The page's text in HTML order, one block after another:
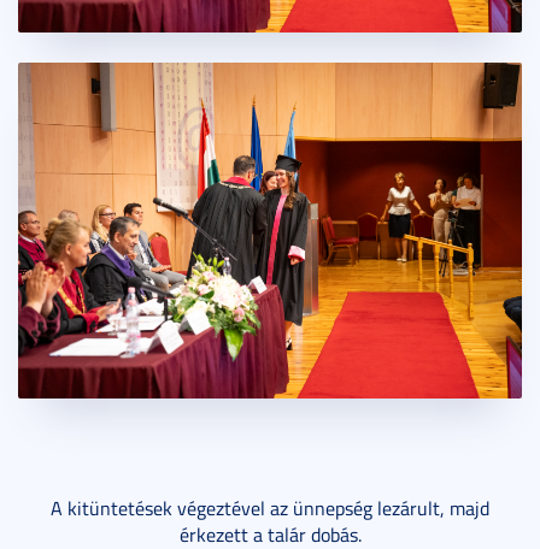
A kitüntetések végeztével az ünnepség lezárult, majd
érkezett a talár dobás.